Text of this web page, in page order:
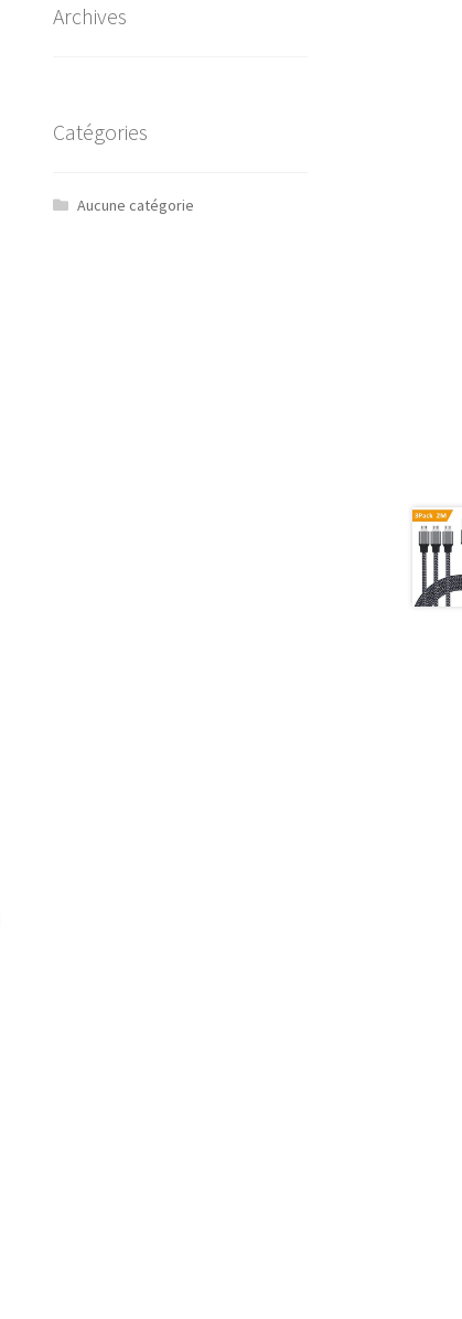
Archives
Catégories
Aucune catégorie